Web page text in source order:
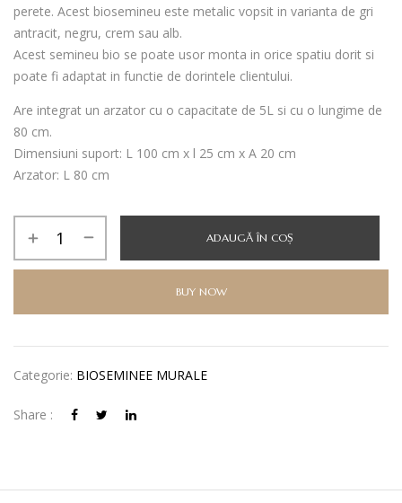
perete. Acest biosemineu este metalic vopsit in varianta de gri
antracit, negru, crem sau alb.
Acest semineu bio se poate usor monta in orice spatiu dorit si
poate fi adaptat in functie de dorintele clientului.
Are integrat un arzator cu o capacitate de 5L si cu o lungime de
80 cm.
Dimensiuni suport: L 100 cm x l 25 cm x A 20 cm
Arzator: L 80 cm
BIOSEMINEU
BRIGHT
ADAUGĂ ÎN COȘ
BUY NOW
Categorie: BIOSEMINEE MURALE
Share :